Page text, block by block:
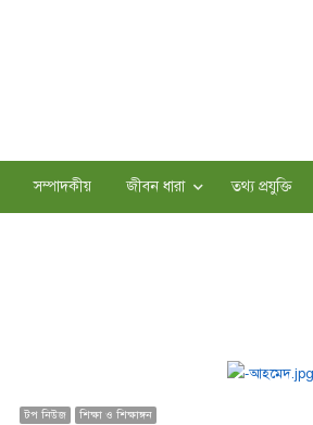
সম্পাদকীয় জীবন ধারা তথ্য প্রযুক্তি
টপ নিউজ শিক্ষা ও শিক্ষাঙ্গন